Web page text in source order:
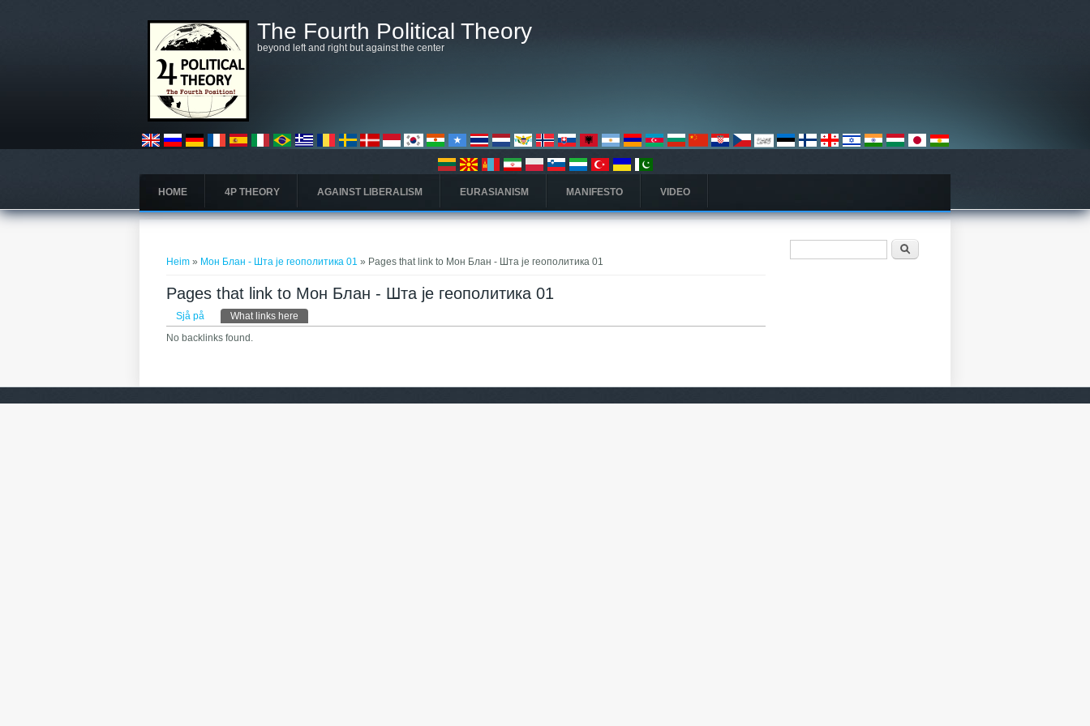
The Fourth Political Theory
beyond left and right but against the center
HOME 4P THEORY AGAINST LIBERALISM EURASIANISM MANIFESTO VIDEO
Heim » Мон Блан - Шта је геополитика 01 » Pages that link to Мон Блан - Шта је геополитика 01
Pages that link to Мон Блан - Шта је геополитика 01
Primary tabs
Sjå på What links here
No backlinks found.
Search form